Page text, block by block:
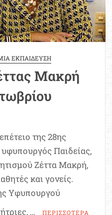
ΕΚΠΑΙΔΕΥΣΗ
Μακρή
της 28ης
Παιδείας,
Ζέττα Μακρή,
και γονείς.
Υφυπουργού
…
ΠΕΡΙΣΣΟΤΕΡΑ